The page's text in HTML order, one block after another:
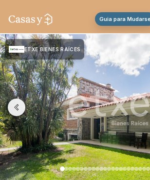
Guia para
ETXE BIENES RAÍCES